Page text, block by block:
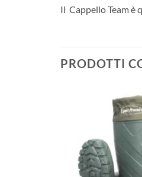
Il Cappello Team è
PRODOTTI